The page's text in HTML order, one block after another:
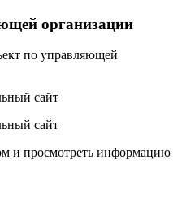
организации
по управляющей
и просмотреть информацию